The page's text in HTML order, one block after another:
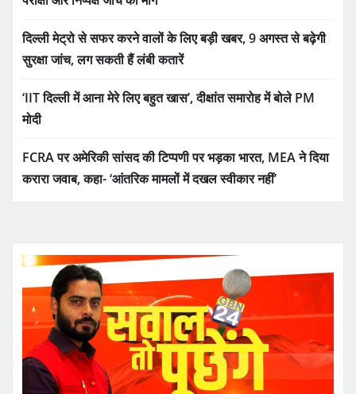
दिल्ली मेट्रो से सफर करने वालों के लिए बड़ी खबर, 9 अगस्त से बढ़ेगी
सुरक्षा जांच, लग सकती हैं लंबी कतारें
‘IIT दिल्ली में आना मेरे लिए बहुत खास’, दीक्षांत समारोह में बोले PM
मोदी
FCRA पर अमेरिकी सांसद की टिप्पणी पर भड़का भारत, MEA ने दिया
करारा जवाब, कहा- ‘आंतरिक मामलों में दखल स्वीकार नहीं’